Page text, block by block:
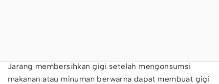
Jarang membersihkan gigi setelah mengonsumsi
makanan atau minuman berwarna dapat membuat gigi